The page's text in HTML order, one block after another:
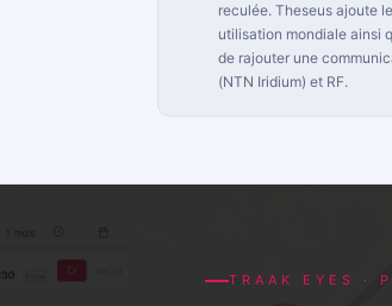
reculée. Theseus ajoute
utilisation mondiale ainsi
de rajouter une
(NTN Iridium) et RF.
TRAAK EYES ·